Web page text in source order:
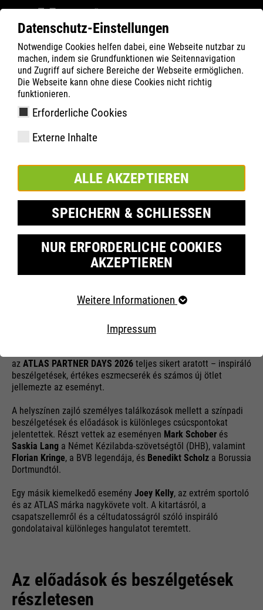
Datenschutz-Einstellungen
Notwendige Cookies helfen dabei, eine Webseite nutzbar zu
machen, indem sie Grundfunktionen wie Seitennavigation
und Zugriff auf sichere Bereiche der Webseite ermöglichen.
Die Webseite kann ohne diese Cookies nicht richtig
funktionieren.
Erforderliche Cookies
Externe Inhalte
ALLE AKZEPTIEREN
SPEICHERN & SCHLIESSEN
NUR ERFORDERLICHE COOKIES
AKZEPTIEREN
Erforderliche Cookies
der Webseite benötigt. Dadurch ist gewährleistet, dass
die Webseite einwandfrei funktioniert..
Externe Inhalte
Weitere Informationen
Impressum
ATLAS Company
Inside
ATLAS PARTNER DAYS 2026
06/19/2026
az ATLAS PARTNER DAYS 2026 teljes sikert aratott – inspiráló
beszélgetések, értékes eszmecserék és számos új ötlet
jellemezte az eseményt.
A helyszínen zajló személyes találkozások mellett a színpadi
beszélgetések és előadások is különleges csúcspontokat
jelentettek. Részt vettek az eseményen Mark Schober és
Saskia Lang a Német Kézilabda-szövetségtől (DHB), valamint
Florian Kringe, a BVB legendája, és Benedikt Scholz a Borussia
Dortmundtól.
Egy másik kiemelkedő esemény Joey Kelly, az extrém sportoló
és az ATLAS márka nagykövete volt. A kitartásról, a
csapatszellemről és a céltudatosságról szóló inspiráló
gondolataival különleges hangulatot teremtett.
Az előadások és beszélgetések
részletesen